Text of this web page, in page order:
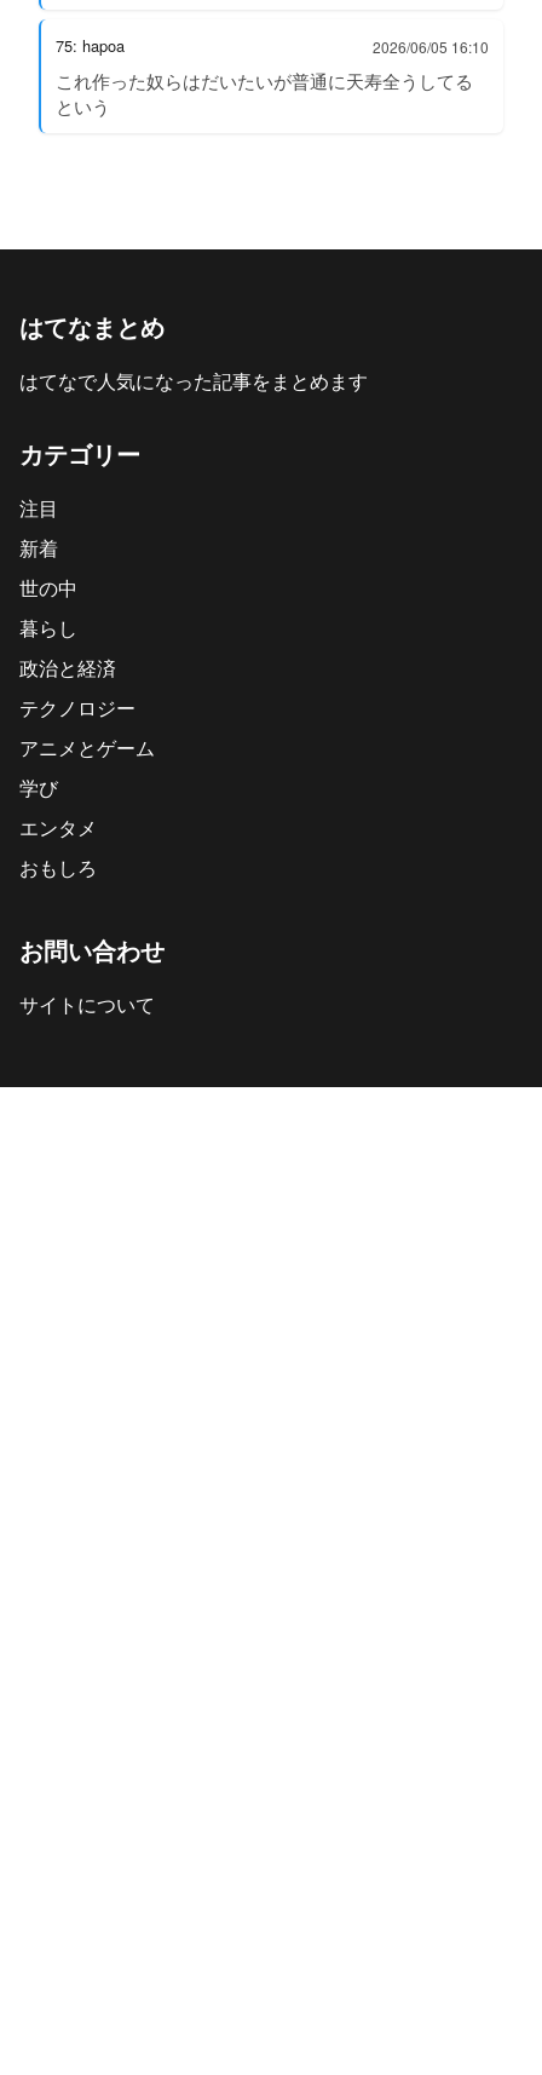
75: hapoa 2026/06/05 16:10
これ作った奴らはだいたいが普通に天寿全うしてる
という
はてなまとめ
はてなで人気になった記事をまとめます
カテゴリー
注目
新着
世の中
暮らし
政治と経済
テクノロジー
アニメとゲーム
学び
エンタメ
おもしろ
お問い合わせ
サイトについて